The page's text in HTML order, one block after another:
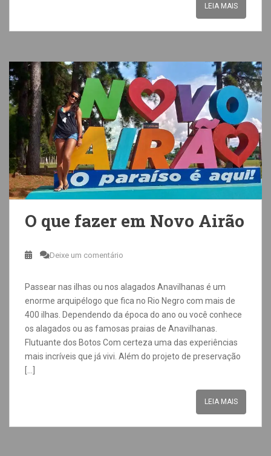
LEIA MAIS
O que fazer em Novo Airão
Deixe um comentário
Passear nas ilhas ou nos alagados Anavilhanas é um
enorme arquipélogo que fica no Rio Negro com mais de
400 ilhas. Dependendo da época do ano ou você conhece
os alagados ou as famosas praias de Anavilhanas.
Flutuante dos Botos Com certeza uma das experiências
mais incríveis que já vivi. Além do projeto de preservação
LEIA MAIS